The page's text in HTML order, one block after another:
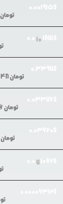
0.001915$
تومان
0.0 10 1871
تومان
تومان
تومان
7